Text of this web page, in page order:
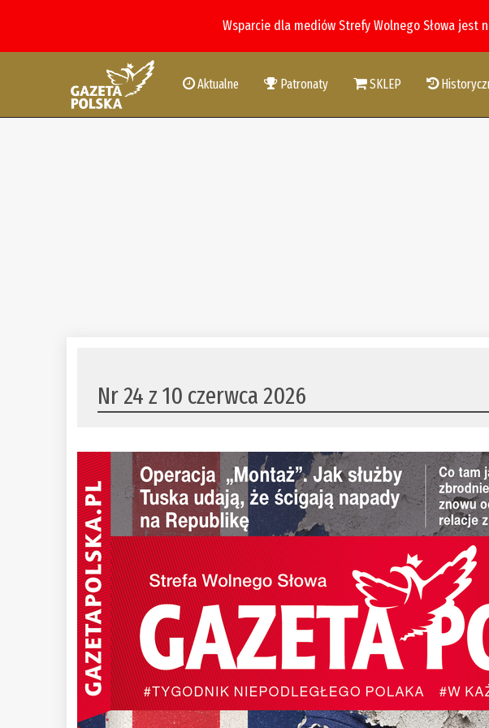
Wsparcie dla mediów Strefy Wolnego Słowa
Aktualne Patronaty SKLEP
Nr 24 z 10 czerwca 2026